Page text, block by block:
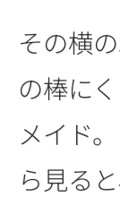
その横
の棒に
メイド
ら見る